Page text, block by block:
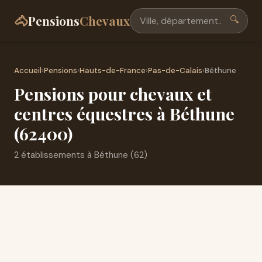
🐴PensionsChevaux 🔍
Accueil›Pensions›Hauts-de-France›Pas-de-Calais›Béthune
Pensions pour chevaux et
centres équestres à Béthune
(62400)
2 établissements à Béthune (62)